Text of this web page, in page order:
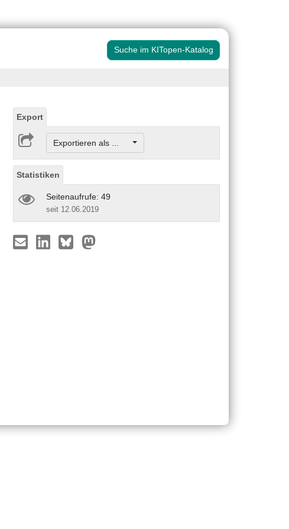
Suche im KITopen-Katalog
Export
Exportieren als ...
Statistiken
Seitenaufrufe: 49
seit 12.06.2019